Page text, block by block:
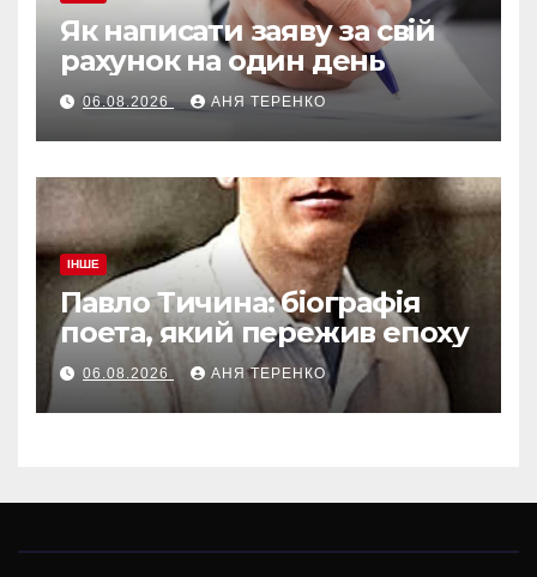
Як написати заяву за свій
рахунок на один день
06.08.2026 АНЯ ТЕРЕНКО
ІНШЕ
Павло Тичина: біографія
поета, який пережив епоху
06.08.2026 АНЯ ТЕРЕНКО